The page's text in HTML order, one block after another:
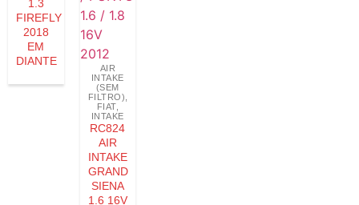
1.3
FIREFLY
2018
EM
DIANTE
AIR
INTAKE
(SEM
FILTRO)
FIAT,
INTAKE
RC824
AIR
INTAKE
GRAND
SIENA
1.6 16V